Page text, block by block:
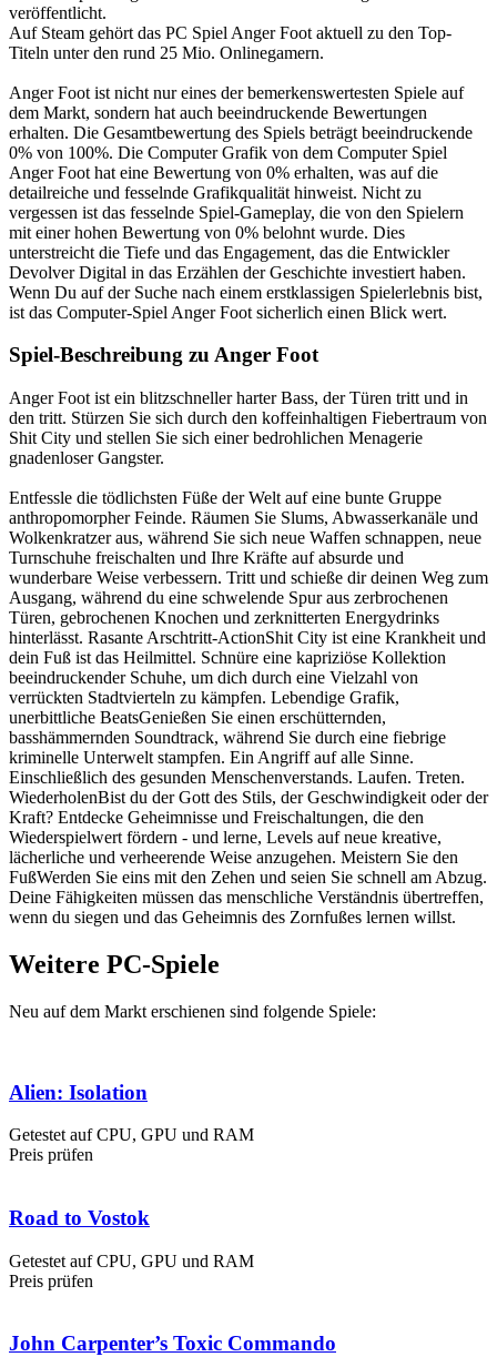
veröffentlicht.
Auf Steam gehört das PC Spiel Anger Foot aktuell zu den Top-
Titeln unter den rund 25 Mio. Onlinegamern.
Anger Foot ist nicht nur eines der bemerkenswertesten Spiele auf
dem Markt, sondern hat auch beeindruckende Bewertungen
erhalten. Die Gesamtbewertung des Spiels beträgt beeindruckende
0% von 100%. Die Computer Grafik von dem Computer Spiel
Anger Foot hat eine Bewertung von 0% erhalten, was auf die
detailreiche und fesselnde Grafikqualität hinweist. Nicht zu
vergessen ist das fesselnde Spiel-Gameplay, die von den Spielern
mit einer hohen Bewertung von 0% belohnt wurde. Dies
unterstreicht die Tiefe und das Engagement, das die Entwickler
Devolver Digital in das Erzählen der Geschichte investiert haben.
Wenn Du auf der Suche nach einem erstklassigen Spielerlebnis bist,
ist das Computer-Spiel Anger Foot sicherlich einen Blick wert.
Spiel-Beschreibung zu Anger Foot
Anger Foot ist ein blitzschneller harter Bass, der Türen tritt und in
den tritt. Stürzen Sie sich durch den koffeinhaltigen Fiebertraum von
Shit City und stellen Sie sich einer bedrohlichen Menagerie
gnadenloser Gangster.
Entfessle die tödlichsten Füße der Welt auf eine bunte Gruppe
anthropomorpher Feinde. Räumen Sie Slums, Abwasserkanäle und
Wolkenkratzer aus, während Sie sich neue Waffen schnappen, neue
Turnschuhe freischalten und Ihre Kräfte auf absurde und
wunderbare Weise verbessern. Tritt und schieße dir deinen Weg zum
Ausgang, während du eine schwelende Spur aus zerbrochenen
Türen, gebrochenen Knochen und zerknitterten Energydrinks
hinterlässt. Rasante Arschtritt-ActionShit City ist eine Krankheit und
dein Fuß ist das Heilmittel. Schnüre eine kapriziöse Kollektion
beeindruckender Schuhe, um dich durch eine Vielzahl von
verrückten Stadtvierteln zu kämpfen. Lebendige Grafik,
unerbittliche BeatsGenießen Sie einen erschütternden,
basshämmernden Soundtrack, während Sie durch eine fiebrige
kriminelle Unterwelt stampfen. Ein Angriff auf alle Sinne.
Einschließlich des gesunden Menschenverstands. Laufen. Treten.
WiederholenBist du der Gott des Stils, der Geschwindigkeit oder der
Kraft? Entdecke Geheimnisse und Freischaltungen, die den
Wiederspielwert fördern - und lerne, Levels auf neue kreative,
lächerliche und verheerende Weise anzugehen. Meistern Sie den
FußWerden Sie eins mit den Zehen und seien Sie schnell am Abzug.
Deine Fähigkeiten müssen das menschliche Verständnis übertreffen,
wenn du siegen und das Geheimnis des Zornfußes lernen willst.
Weitere PC-Spiele
Neu auf dem Markt erschienen sind folgende Spiele:
Alien: Isolation
Getestet auf CPU, GPU und RAM
Preis prüfen
Road to Vostok
Getestet auf CPU, GPU und RAM
Preis prüfen
John Carpenter’s Toxic Commando